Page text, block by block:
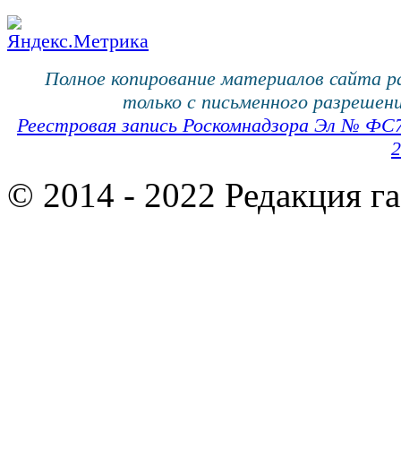
Полное копирование материалов сайта
только с письменного
Реестровая запись Роскомнадзора Эл №
© 2014 - 2022 Редакция